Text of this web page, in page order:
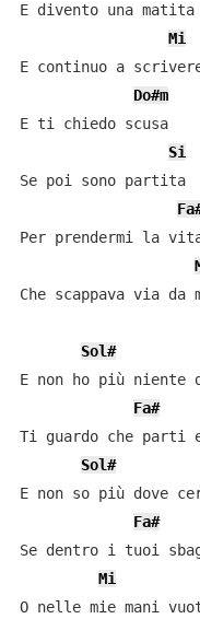
E divento una matita
Mi
E continuo a
Do#m
E ti chiedo scusa
Si
Se poi sono partita
Per prendermi la
Che scappava via da
Sol#
E non ho più niente
Fa#
Ti guardo che parti
Sol#
E non so più dove
Fa#
Se dentro i tuoi
Mi
O nelle mie mani